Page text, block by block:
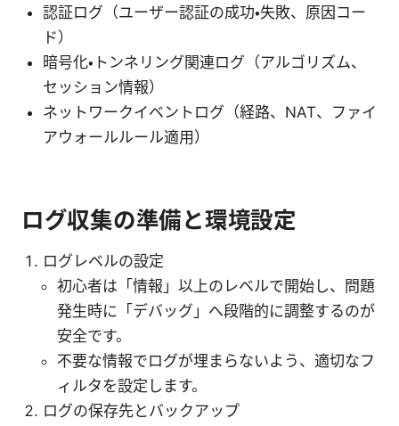
認証ログ（ユーザー認証の成功・失敗、原因コー
ド）
暗号化・トンネリング関連ログ（アルゴリズム、
セッション情報）
ネットワークイベントログ（経路、NAT、ファイ
アウォールルール適用）
ログ収集の準備と環境設定
ログレベルの設定
初心者は「情報」以上のレベルで開始し、問題
発生時に「デバッグ」へ段階的に調整するのが
安全です。
不要な情報でログが埋まらないよう、適切なフ
ィルタを設定します。
ログの保存先とバックアップ